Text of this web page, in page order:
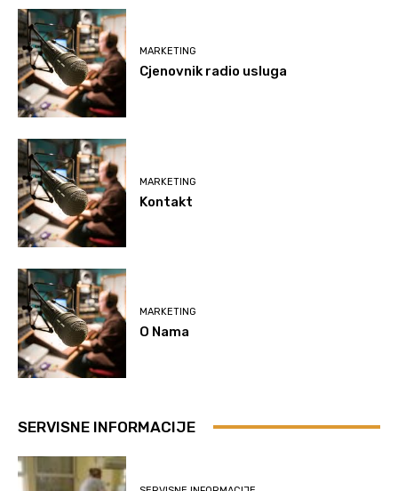
MARKETING
Cjenovnik radio usluga
MARKETING
Kontakt
MARKETING
O Nama
SERVISNE INFORMACIJE